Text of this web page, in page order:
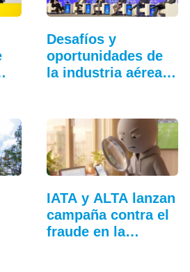
Desafíos y
oportunidades de
la industria aérea
IATA y ALTA lanzan
campaña contra el
fraude en la…